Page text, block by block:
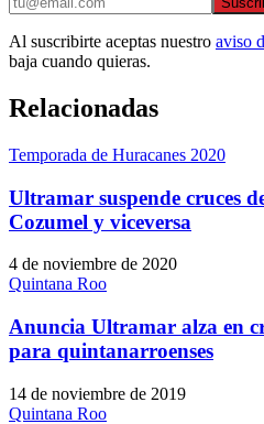
Al suscribirte aceptas nuestro aviso
baja cuando quieras.
Relacionadas
Temporada de Huracanes 2020
Ultramar suspende cruces
Cozumel y viceversa
4 de noviembre de 2020
Quintana Roo
Anuncia Ultramar alza en
para quintanarroenses
14 de noviembre de 2019
Quintana Roo